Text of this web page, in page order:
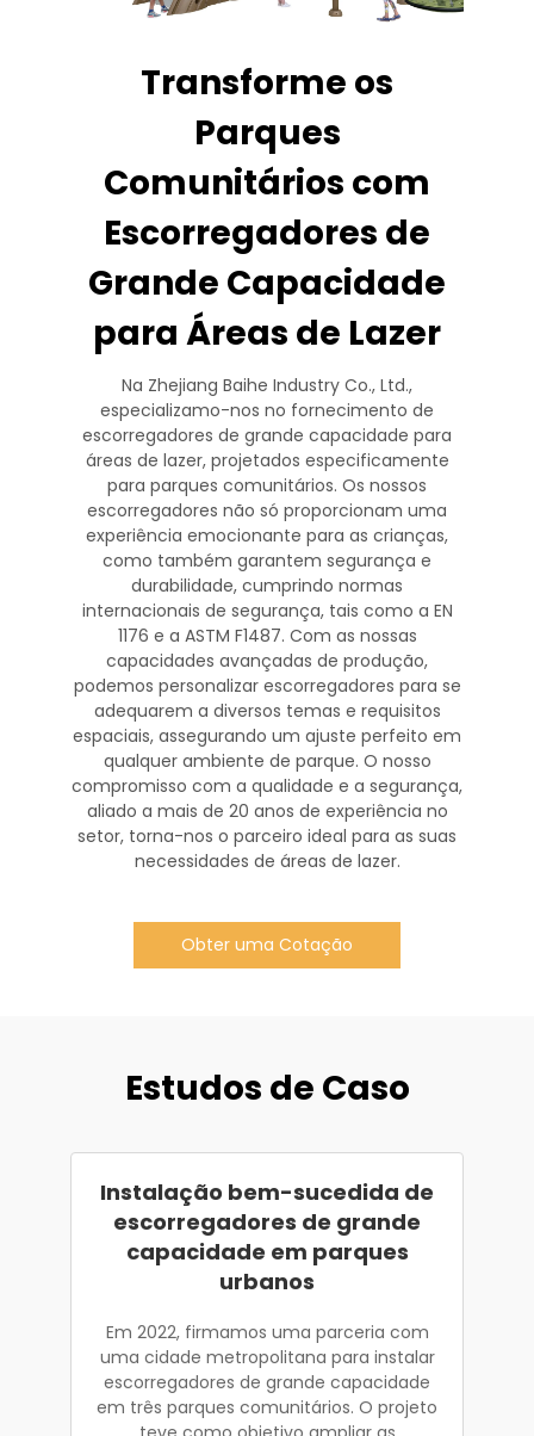
Transforme os
Parques
Comunitários com
Escorregadores de
Grande Capacidade
para Áreas de Lazer
Na Zhejiang Baihe Industry Co., Ltd.,
especializamo-nos no fornecimento de
escorregadores de grande capacidade para
áreas de lazer, projetados especificamente
para parques comunitários. Os nossos
escorregadores não só proporcionam uma
experiência emocionante para as crianças,
como também garantem segurança e
durabilidade, cumprindo normas
internacionais de segurança, tais como a EN
1176 e a ASTM F1487. Com as nossas
capacidades avançadas de produção,
podemos personalizar escorregadores para se
adequarem a diversos temas e requisitos
espaciais, assegurando um ajuste perfeito em
qualquer ambiente de parque. O nosso
compromisso com a qualidade e a segurança,
aliado a mais de 20 anos de experiência no
setor, torna-nos o parceiro ideal para as suas
necessidades de áreas de lazer.
Obter uma Cotação
Estudos de Caso
Instalação bem-sucedida de
escorregadores de grande
capacidade em parques
urbanos
Em 2022, firmamos uma parceria com
uma cidade metropolitana para instalar
escorregadores de grande capacidade
em três parques comunitários. O projeto